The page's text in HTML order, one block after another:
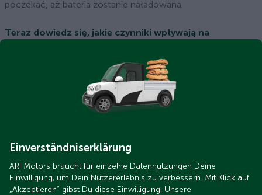
poczekać, aż bateria zostanie naładowana.
Teraz dowiedz się, jakie czynniki wpływają na
To również może Cię zainteresować.
Einverständniserklärung
ARI Motors braucht für einzelne Datennutzungen Deine
Einwilligung, um Dein Nutzererlebnis zu verbessern. Mit Klick auf
„Akzeptieren“ gibst Du diese Einwilligung. Unsere